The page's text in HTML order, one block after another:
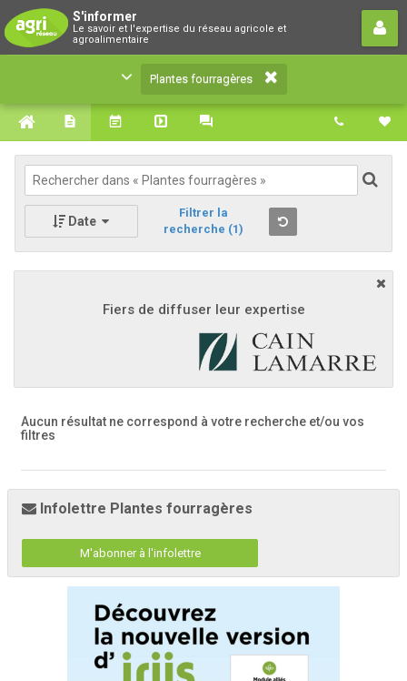
S'informer
Le savoir et l'expertise du réseau agricole et
agroalimentaire
Plantes fourragères
Le savoir et l'expertise du réseau agricole et
agroalimentaire
Plantes fourragères
Date
Filtrer la
recherche (1)
Fiers de diffuser leur expertise
Aucun résultat ne correspond à votre recherche et/ou vos
filtres
Infolettre Plantes fourragères
M'abonner à l'infolettre